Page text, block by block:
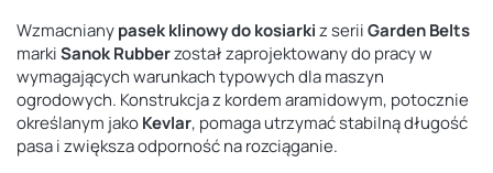
Wzmacnianypasek klinowy do kosiarkiz seriiGarden Belts
markiSanok Rubberzostał zaprojektowany do pracy w
wymagających warunkach typowych dla maszyn
ogrodowych. Konstrukcja z kordem aramidowym, potocznie
określanym jakoKevlar, pomaga utrzymać stabilną długość
pasa i zwiększa odporność na rozciąganie.